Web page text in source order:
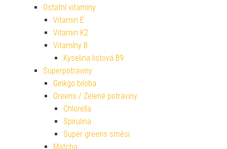
Ostatní vitamíny
Vitamin E
Vitamin K2
Vitamíny B
Kyselina listová B9
Superpotraviny
Ginkgo biloba
Greens / Zelené potraviny
Chlorella
Spirulina
Super greens směsi
Matcha